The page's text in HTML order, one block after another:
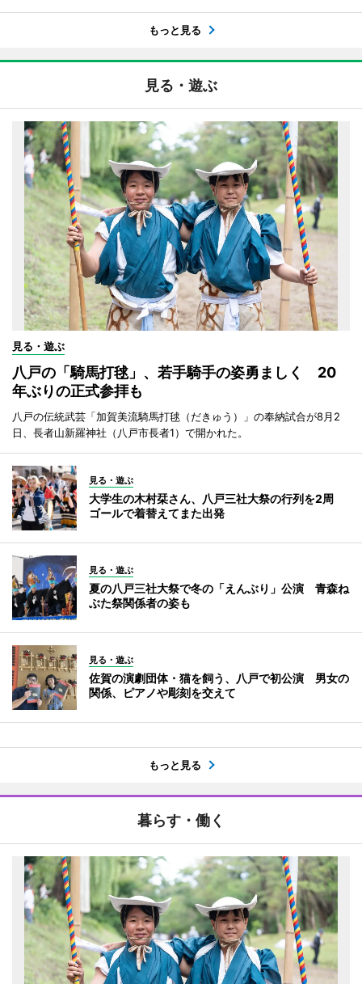
もっと見る
見る・遊ぶ
見る・遊ぶ
八戸の「騎馬打毬」、若手騎手の姿勇ましく 20
年ぶりの正式参拝も
八戸の伝統武芸「加賀美流騎馬打毬（だきゅう）」の奉納試合が8月2
日、長者山新羅神社（八戸市長者1）で開かれた。
見る・遊ぶ
大学生の木村栞さん、八戸三社大祭の行列を2周
ゴールで着替えてまた出発
見る・遊ぶ
夏の八戸三社大祭で冬の「えんぶり」公演 青森ね
ぶた祭関係者の姿も
見る・遊ぶ
佐賀の演劇団体・猫を飼う、八戸で初公演 男女の
関係、ピアノや彫刻を交えて
もっと見る
暮らす・働く